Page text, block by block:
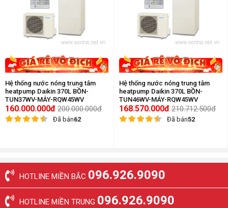
Hệ thống nước nóng trung tâm
heatpump Daikin 370L BỒN-
TUN37WV-MÁY-RQW45WV
160.000.000đ 200.000.000đ
Đã bán62
Hệ thống nước nóng trung tâm
heatpump Daikin 370L BỒN-
TUN46WV-MÁY-RQW45WV
168.570.000đ 210.712.500đ
Đã bán52
HOTLINE MIỀN BẮC 096.926.9090
HOTLINE MIỀN TRUNG 096.926.9090